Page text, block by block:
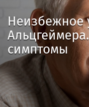
Неизбежное
симптомы